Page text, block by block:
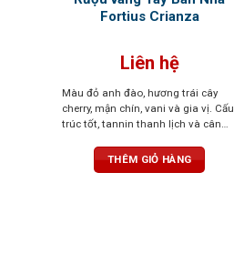
Fortius Crianza
Liên hệ
Màu đỏ anh đào, hương trái cây
cherry, mận chín, vani và gia vị. Cấu
trúc tốt, tannin thanh lịch và cân
hương trái cây và gỗ sồi
THÊM GIỎ HÀNG